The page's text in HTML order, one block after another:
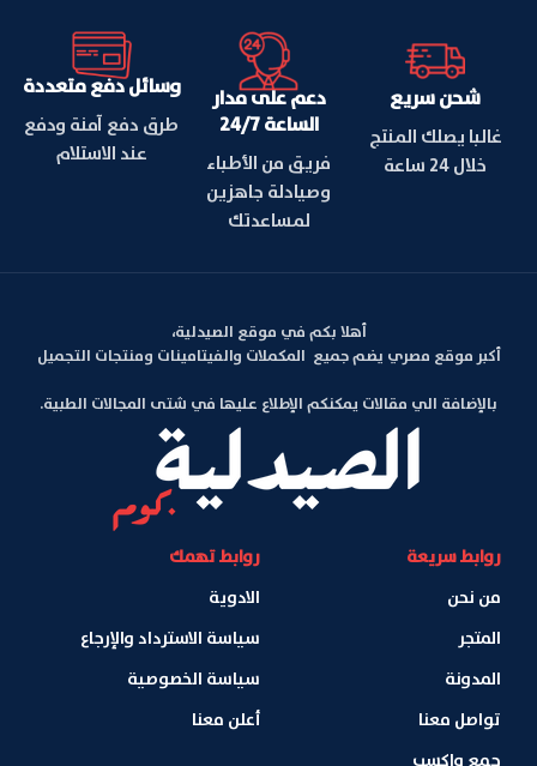
شحن سريع
غالبا يصلك المنتج
خلال 24 ساعة
دعم على مدار
الساعة 24/7
فريق من الأطباء
وصيادلة جاهزين
لمساعدتك
وسائل دفع متعددة
طرق دفع آمنة ودفع
عند الاستلام
أهلا بكم في موقع الصيدلية،
أكبر موقع مصري يضم جميع المكملات والفيتامينات ومنتجات التجميل
بالإضافة الي مقالات يمكنكم الإطلاع عليها في شتى المجالات الطبية.
روابط سريعة
من نحن
المتجر
المدونة
تواصل معنا
روابط تهمك
الادوية
سياسة الاسترداد والإرجاع
سياسة الخصوصية
أعلن معنا